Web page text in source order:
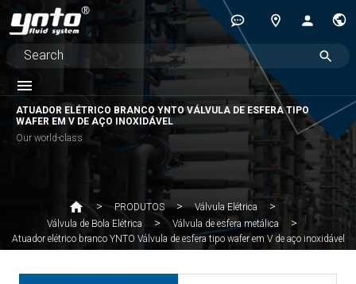
ATUADOR ELÉTRICO BRANCO YNTO VÁLVULA DE ESFERA TIPO
WAFER EM V DE AÇO INOXIDÁVEL
Our world-class
PRODUTOS
Válvula Elétrica
Válvula de Bola Elétrica
Válvula de esfera metálica
Atuador elétrico branco YNTO Válvula de esfera tipo wafer em V de aço inoxidável